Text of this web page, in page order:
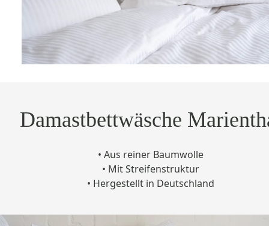
Damastbettwäsche
• Aus reiner Baumwolle
• Mit Streifenstruktur
• Hergestellt in Deutschland